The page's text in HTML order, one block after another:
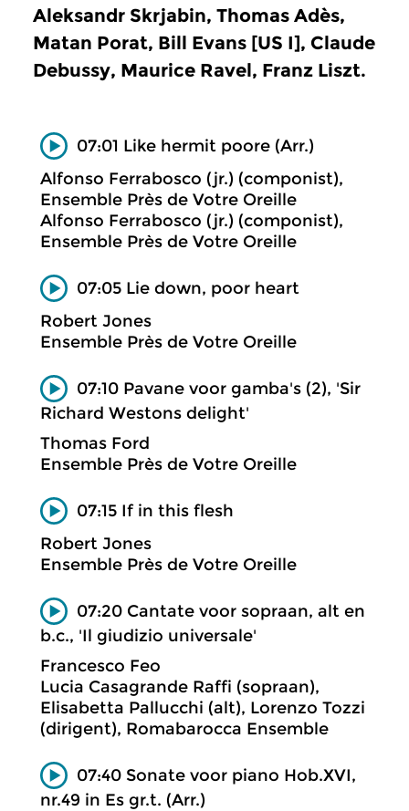
Aleksandr Skrjabin, Thomas Adès,
Matan Porat, Bill Evans [US I], Claude
Debussy, Maurice Ravel, Franz Liszt.
07:01 Like hermit poore (Arr.)
Alfonso Ferrabosco (jr.) (componist),
Ensemble Près de Votre Oreille
Alfonso Ferrabosco (jr.) (componist),
Ensemble Près de Votre Oreille
07:05 Lie down, poor heart
Robert Jones
Ensemble Près de Votre Oreille
07:10 Pavane voor gamba's (2), 'Sir
Richard Westons delight'
Thomas Ford
Ensemble Près de Votre Oreille
07:15 If in this flesh
Robert Jones
Ensemble Près de Votre Oreille
07:20 Cantate voor sopraan, alt en
b.c., 'Il giudizio universale'
Francesco Feo
Lucia Casagrande Raffi (sopraan),
Elisabetta Pallucchi (alt), Lorenzo Tozzi
(dirigent), Romabarocca Ensemble
07:40 Sonate voor piano Hob.XVI,
nr.49 in Es gr.t. (Arr.)